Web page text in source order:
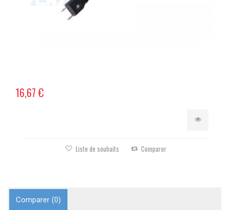
16,67 €
Liste de souhaits Comparer
Comparer (0)